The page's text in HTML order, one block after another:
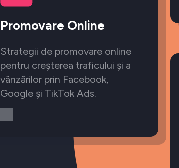
Promovare Online
Strategii de promovare online
pentru creșterea traficului și a
vânzărilor prin Facebook,
Google și TikTok Ads.